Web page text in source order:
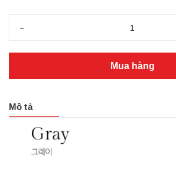
-
Mua hàng
Mô tả